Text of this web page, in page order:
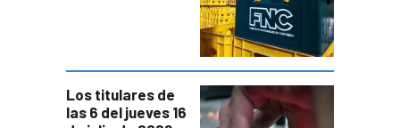
Los titulares de
las 6 del jueves 16